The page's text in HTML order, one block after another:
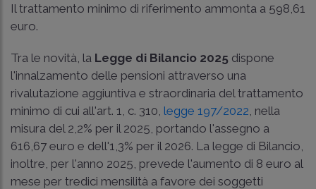
Il trattamento minimo di riferimento ammonta a 598,61
euro.
Tra le novità, la Legge di Bilancio 2025 dispone
l'innalzamento delle pensioni attraverso una
rivalutazione aggiuntiva e straordinaria del trattamento
minimo di cui all'art. 1, c. 310, legge 197/2022 , nella
misura del 2,2% per il 2025, portando l'assegno a
616,67 euro e dell'1,3% per il 2026. La legge di Bilancio,
inoltre, per l'anno 2025, prevede l'aumento di 8 euro al
mese per tredici mensilità a favore dei soggetti